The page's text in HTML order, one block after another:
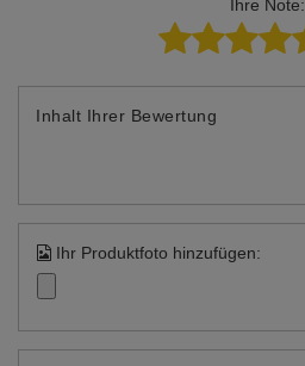
Ihre Note:
Inhalt Ihrer Bewertung
Ihr Produktfoto hinzufügen: